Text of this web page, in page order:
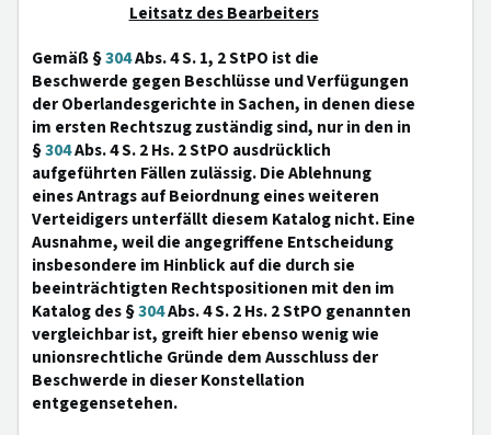
Leitsatz des Bearbeiters
Gemäß §304Abs. 4 S. 1, 2 StPO ist die
Beschwerde gegen Beschlüsse und Verfügungen
der Oberlandesgerichte in Sachen, in denen diese
im ersten Rechtszug zuständig sind, nur in den in
§304Abs. 4 S. 2 Hs. 2 StPO ausdrücklich
aufgeführten Fällen zulässig. Die Ablehnung
eines Antrags auf Beiordnung eines weiteren
Verteidigers unterfällt diesem Katalog nicht. Eine
Ausnahme, weil die angegriffene Entscheidung
insbesondere im Hinblick auf die durch sie
beeinträchtigten Rechtspositionen mit den im
Katalog des §304Abs. 4 S. 2 Hs. 2 StPO genannten
vergleichbar ist, greift hier ebenso wenig wie
unionsrechtliche Gründe dem Ausschluss der
Beschwerde in dieser Konstellation
entgegensetehen.